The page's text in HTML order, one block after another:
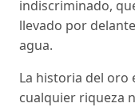
indiscriminado,
llevado por
agua.
La historia del oro
cualquier riqueza